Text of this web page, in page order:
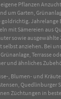
eigene Pflanzen
um Garten,
goldrichtig. Jahrelange
mit Sämereien aus
sowie ausgewählte
anziehen. Bei
Terrasse
und ähnliches
, Blumen- und
Quedlinburger
Züchtungen in